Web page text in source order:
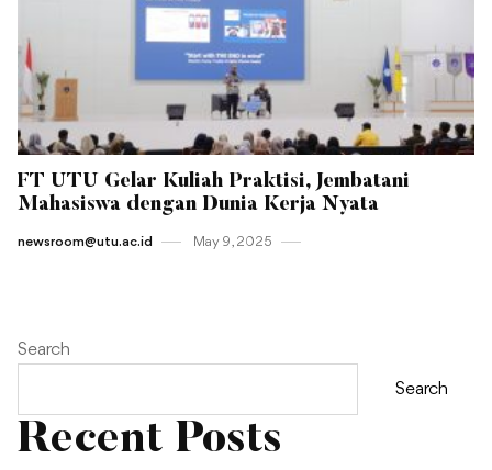
FT UTU Gelar Kuliah Praktisi, Jembatani
Mahasiswa dengan Dunia Kerja Nyata
newsroom@utu.ac.id May 9 , 2025
Search
Search
Recent Posts